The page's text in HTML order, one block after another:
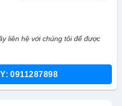
liên hệ với chúng tôi để được
0911287898